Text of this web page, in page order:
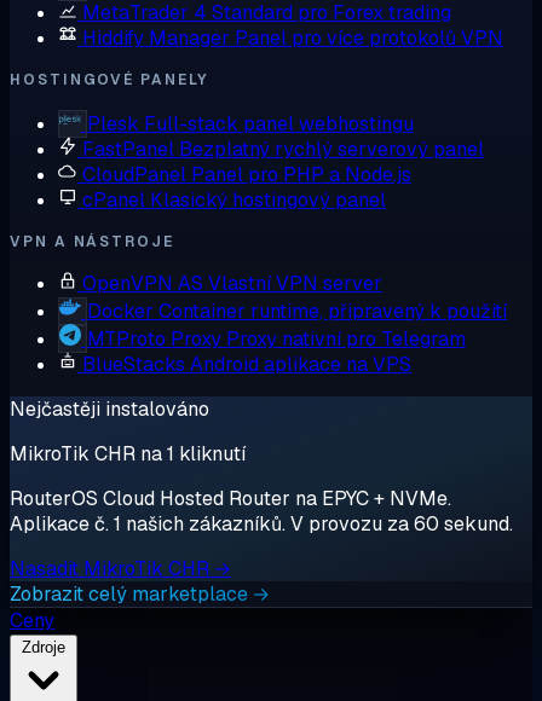
MetaTrader 4 Standard pro Forex trading
Hiddify Manager Panel pro více protokolů VPN
HOSTINGOVÉ PANELY
Plesk Full-stack panel webhostingu
FastPanel Bezplatný rychlý serverový panel
CloudPanel Panel pro PHP a Node.js
cPanel Klasický hostingový panel
VPN A NÁSTROJE
OpenVPN AS Vlastní VPN server
Docker Container runtime, připravený k použití
MTProto Proxy Proxy nativní pro Telegram
BlueStacks Android aplikace na VPS
Nejčastěji instalováno
MikroTik CHR na 1 kliknutí
RouterOS Cloud Hosted Router na EPYC + NVMe.
Aplikace č. 1 našich zákazníků. V provozu za 60 sekund.
Nasadit MikroTik CHR →
Zobrazit celý marketplace →
Ceny